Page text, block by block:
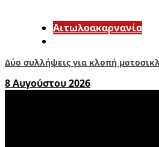
Αιτωλοακαρνανία
Δύο συλλήψεις για κλοπή
8 Αυγούστου 2026